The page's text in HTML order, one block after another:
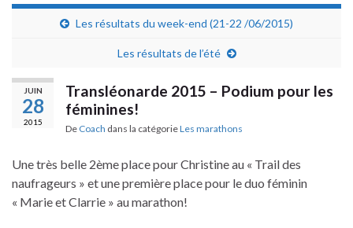
Les résultats du week-end (21-22 /06/2015)
Les résultats de l’été
JUIN
28
2015
Transléonarde 2015 – Podium pour les
féminines!
De Coach dans la catégorieLes marathons
Une très belle 2ème place pour Christine au « Trail des
naufrageurs » et une première place pour le duo féminin
« Marie et Clarrie » au marathon!